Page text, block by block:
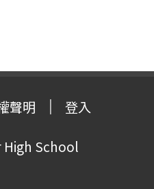
聲明 登入
School